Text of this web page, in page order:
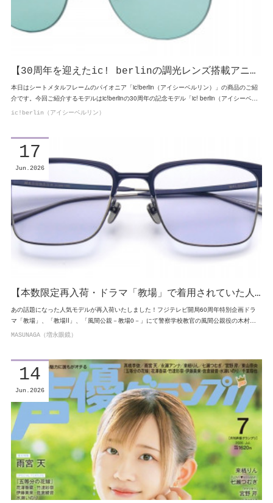
【30周年を迎えたic! berlinの調光レンズ搭載アニ…
本日はシートメタルフレームのパイオニア「ic!berlin（アイシーベルリン）」の商品のご紹
介です。今回ご紹介するモデルはic!berlinの30周年の記念モデル「ic! berlin（アイシーベ…
ic!berlin（アイシーベルリン）
【本数限定再入荷・ドラマ「教場」で着用されていた人…
あの話題になった人気モデルが再入荷いたしました！フジテレビ開局60周年特別企画ドラ
マ「教場」、「教場Ⅱ」、「風間公親－教場0－」にて警察学校教官の風間公親役の木村…
17
Jun 2026
MASUNAGA（増永眼鏡）
14
Jun 2026